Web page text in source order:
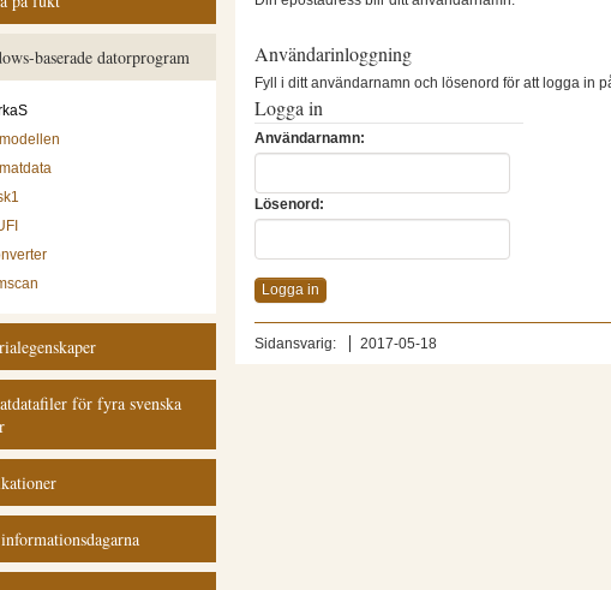
baserade datorprogram
för fyra svenska
Användarinloggning
Fyll i ditt användarnamn och lösenord för att logga in
Logga in
Användarnamn:
Lösenord:
Sidansvarig: 2017-05-18